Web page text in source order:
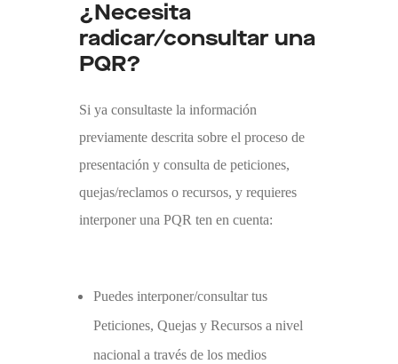
¿Necesita
radicar/consultar una
PQR?
Si ya consultaste la información
previamente descrita sobre el proceso de
presentación y consulta de peticiones,
quejas/reclamos o recursos, y requieres
interponer una PQR ten en cuenta:
Puedes interponer/consultar tus
Peticiones, Quejas y Recursos a nivel
nacional a través de los medios